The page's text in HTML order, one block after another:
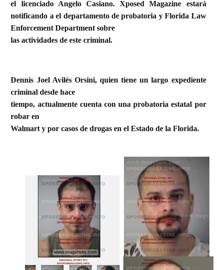
el licenciado Angelo Casiano. Xposed Magazine estará
notificando a el departamento de probatoria y Florida Law
Enforcement Department sobre
las actividades de este criminal.
Dennis Joel Avilés Orsini, quien tiene un largo expediente
criminal desde hace
tiempo, actualmente cuenta con una probatoria estatal por
robar en
Walmart y por casos de drogas en el Estado de la Florida.